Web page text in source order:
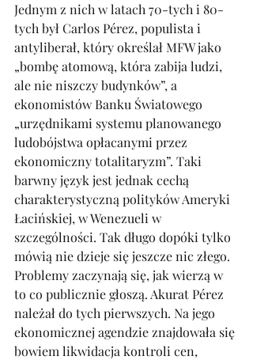
Jednym z nich w latach 70-tych i 80-
tych był Carlos Pérez, populista i
antyliberał, który określał MFW jako
„bombę atomową, która zabija ludzi,
ale nie niszczy budynków”, a
ekonomistów Banku Światowego
„urzędnikami systemu planowanego
ludobójstwa opłacanymi przez
ekonomiczny totalitaryzm”. Taki
barwny język jest jednak cechą
charakterystyczną polityków Ameryki
Łacińskiej, w Wenezueli w
szczególności. Tak długo dopóki tylko
mówią nie dzieje się jeszcze nic złego.
Problemy zaczynają się, jak wierzą w
to co publicznie głoszą. Akurat Pérez
należał do tych pierwszych. Na jego
ekonomicznej agendzie znajdowała się
bowiem likwidacja kontroli cen,